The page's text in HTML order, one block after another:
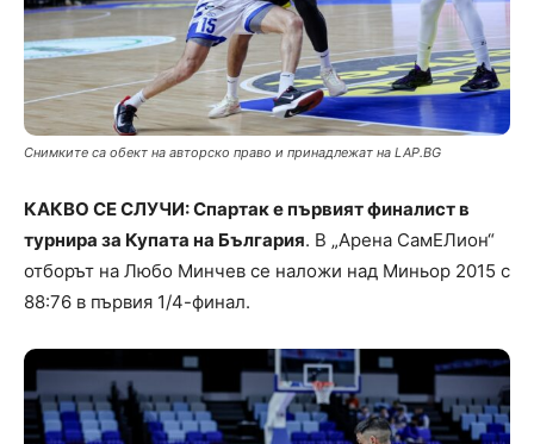
Снимките са обект на авторско право и принадлежат на LAP.BG
КАКВО СЕ СЛУЧИ: Спартак е първият финалист в
турнира за Купата на България. В „Арена СамЕЛион“
отборът на Любо Минчев се наложи над Миньор 2015 с
88:76 в първия 1/4-финал.